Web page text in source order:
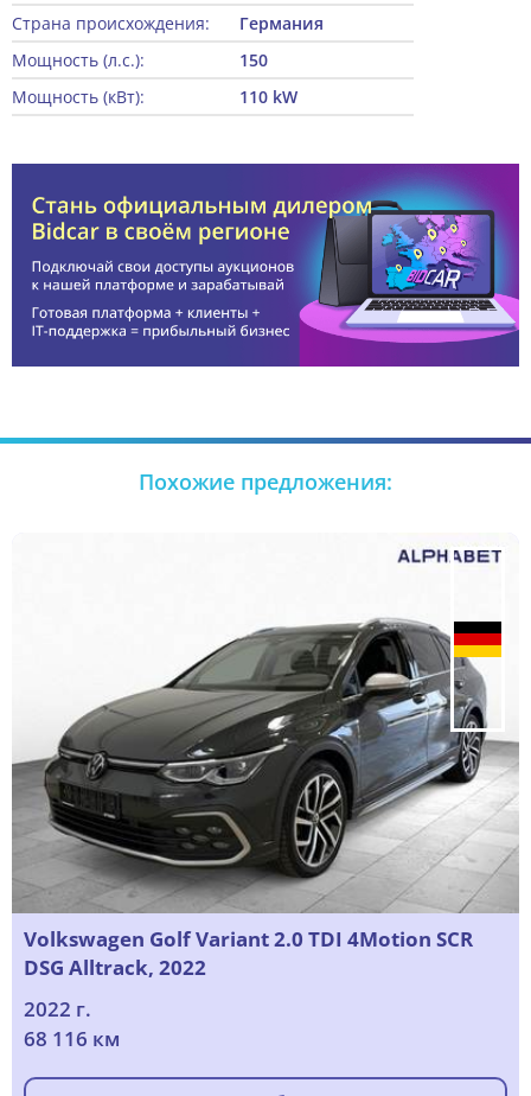
Страна происхождения:
Германия
Мощность (л.с.):
150
Мощность (кВт):
110 kW
Похожие предложения:
Volkswagen Golf Variant 2.0 TDI 4Motion SCR
DSG Alltrack, 2022
2022 г.
68 116 км